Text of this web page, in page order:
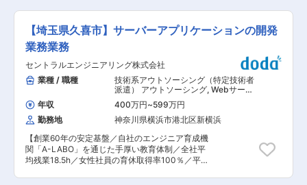
品・サービスの提供により、信頼される「リテー
ル総合金融のリーディングカンパニー」を目指し
ています。消費者金融事業、クレジットカード事
業、後払い決済事業、ベンチャーキャピタル事
業、クラウドファンディング事業、ペット保険事
業など、幅広い金融事業を展開。お客様の健全な
消費活動や事業活動のサポートを通じて経済社会
に貢献することを使命としています。 変更の範
囲：会社の定める業務
してスマートフォンアプリの開発を担当していた
だきます。 エンジニア発の企画や新技術の導入提
案やUIやアニメーションにこだわった開発も可能
です。また、全国展開しているアプリとなり、利
用者数も多く、やりがいを持って開発に携われま
す。 【担ってほしい役割】 1.既存スマホアプリの
追加開発、運用、保守（開発と運用保守は半々）
2.新サービス、業務改善に伴うシステム改善提案
3.施策を提案し、推進していく 4.新たな技術をキ
ャッチアップし、サービスのブラッシュアップに
つなげる 【具体的に】 1.仕様/設計への落とし込
み 2.スマホアプリの実装 3.スマホアプリの試験対
応 4.UIやUX、機能などの改善提案 【対象サービ
ス】 ・ゲオアプリ ※累計ダウンロード数：約
1430万DL ・セカンドストリートアプリ ※累計
ダウンロード数：約180万DL ■配属部署 ・シス
【埼玉県久喜市】サーバーアプリケーションの開発
業務業務
セントラルエンジニアリング株式会社
業種 / 職種
技術系アウトソーシング（特定技術者
派遣） アウトソーシング, Webサービ
ス系エンジニア（フロントエンド・サ
ーバーサイド・フルスタック） スマホ
アプリ・ネイティブアプリ系エンジニ
年収 400万円~599万円
勤務地
神奈川県横浜市港北区新横浜
【創業60年の安定基盤／自社のエンジニア育成機
関「A-LABO」を通じた手厚い教育体制／全社平
均残業18.5h／女性社員の育休取得率100％／平均